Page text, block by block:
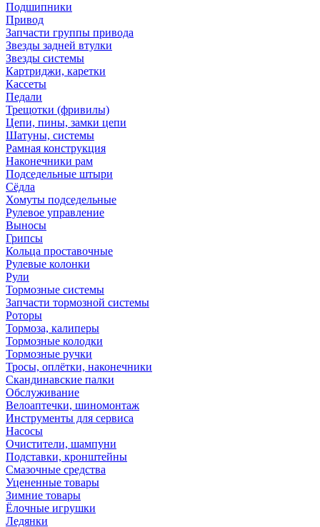
Подшипники
Привод
Запчасти группы привода
Звезды задней втулки
Звезды системы
Картриджи, каретки
Кассеты
Педали
Трещотки (фривилы)
Цепи, пины, замки цепи
Шатуны, системы
Рамная конструкция
Наконечники рам
Подседельные штыри
Сёдла
Хомуты подседельные
Рулевое управление
Выносы
Грипсы
Кольца проставочные
Рулевые колонки
Рули
Тормозные системы
Запчасти тормозной системы
Роторы
Тормоза, калиперы
Тормозные колодки
Тормозные ручки
Тросы, оплётки, наконечники
Скандинавские палки
Обслуживание
Велоаптечки, шиномонтаж
Инструменты для сервиса
Насосы
Очистители, шампуни
Подставки, кронштейны
Смазочные средства
Уцененные товары
Зимние товары
Ёлочные игрушки
Ледянки